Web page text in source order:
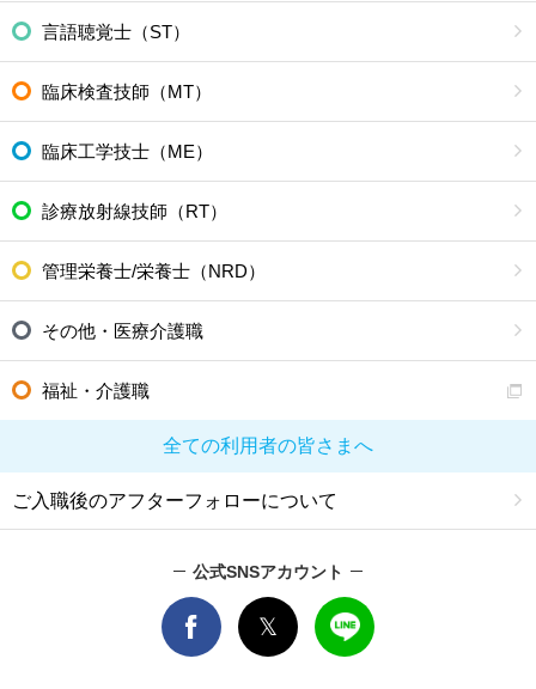
言語聴覚士（ST）
臨床検査技師（MT）
臨床工学技士（ME）
診療放射線技師（RT）
管理栄養士/栄養士（NRD）
その他・医療介護職
福祉・介護職
全ての利用者の皆さまへ
ご入職後のアフターフォローについて
公式SNSアカウント